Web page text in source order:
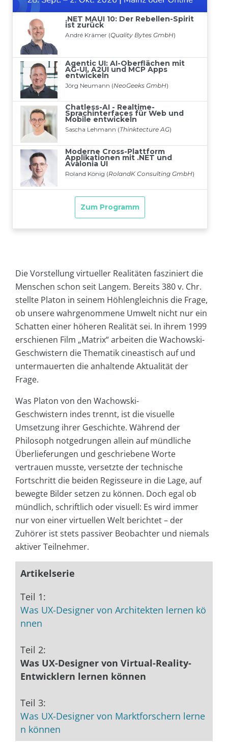
Die Vorstellung virtueller Realitäten fasziniert die
Menschen schon seit Langem. Bereits 380 v. Chr.
stellte Platon in seinem Höhlengleichnis die Frage,
ob unsere wahrgenommene Umwelt nicht nur ein
Schatten einer höheren Realität sei. In ihrem 1999
erschienen Film „Matrix“ arbeiten die Wachowski-
Geschwistern die Thematik cineastisch auf und
untermauerten die anhaltende Aktualität der
Frage.
Was Platon von den Wachowski-
Geschwistern indes trennt, ist die visuelle
Umsetzung ihrer Geschichte. Während der
Philosoph notgedrungen allein auf mündliche
Überlieferungen und geschriebene Worte
vertrauen musste, versetzte der technische
Fortschritt die beiden Regisseure in die Lage, auf
bewegte Bilder setzen zu können. Doch egal ob
mündlich, schriftlich oder visuell: Es wird immer
nur von einer virtuellen Welt berichtet – der
Zuhörer ist stets passiver Beobachter und niemals
aktiver Teilnehmer.
Artikelserie
Teil 1:
Was UX-Designer von Architekten lernen kö
nnen
Teil 2:
Was UX-Designer von Virtual-Reality-
Entwicklern lernen können
Teil 3:
Was UX-Designer von Marktforschern lerne
n können